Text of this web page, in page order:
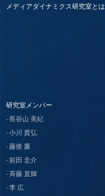
メディアダイナミクス研究室とは
研究室メンバー
長谷山 美紀
小川 貴弘
藤後 廉
前田 圭介
斉藤 直輝
李 広